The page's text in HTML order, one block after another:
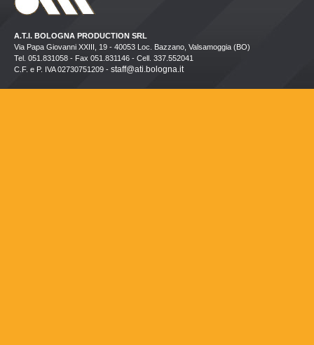
A.T.I. BOLOGNA PRODUCTION SRL
Via Papa Giovanni XXIII, 19 - 40053 Loc. Bazzano, Valsamoggia (BO)
Tel. 051.831058 - Fax 051.831146 - Cell. 337.552041
C.F. e P. IVA 02730751209 - staff@ati.bologna.it